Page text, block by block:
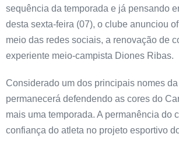
sequência da temporada e já pensando
desta sexta-feira (07), o clube anunciou
meio das redes sociais, a renovação de
experiente meio-campista Diones Ribas.
Considerado um dos principais nomes
permanecerá defendendo as cores do
mais uma temporada. A permanência do
confiança do atleta no projeto esportivo